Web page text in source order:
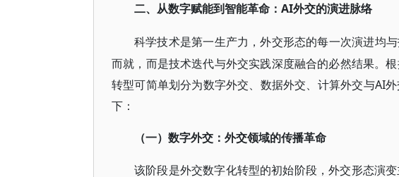
二、从数字赋能到智能革命： AI外交的演进脉络
科学技术是第一生产力，外交形态的每一次演进均与
而就，而是技术迭代与外交实践深度融合的必然结果。
转型可简单划分为数字外交、数据外交、计算外交与AI
下：
（一）数字外交：外交领域的传播革命
该阶段是外交数字化转型的初始阶段，外交形态演